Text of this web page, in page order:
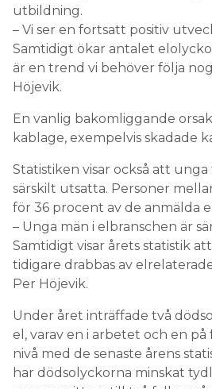
utbildning.
– Vi ser en fortsatt positiv
Samtidigt ökar antalet
är en trend vi behöver följa
Höjevik.
En vanlig bakomliggande
kablage, exempelvis skadade
Statistiken visar också att
särskilt utsatta. Personer
för 36 procent av de anmälda
– Unga män i elbranschen är
Samtidigt visar årets statistik
tidigare drabbas av
Per Höjevik.
Under året inträffade två
el, varav en i arbetet och en
nivå med de senaste årens
har dödsolyckorna minskat